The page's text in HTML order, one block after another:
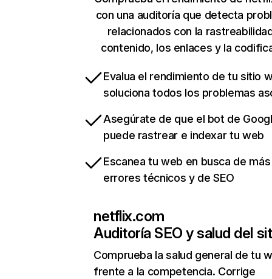
con una auditoría que detecta
relacionados con la
contenido, los enlaces y la
Evalua el rendimiento de tu sitio
soluciona todos los problemas
Asegúrate de que el bot de
puede rastrear e indexar tu web
Escanea tu web en busca de
errores técnicos y de SEO
netflix.com
Auditoría SEO y salud del
Comprueba la salud general de tu
frente a la competencia. Corrige